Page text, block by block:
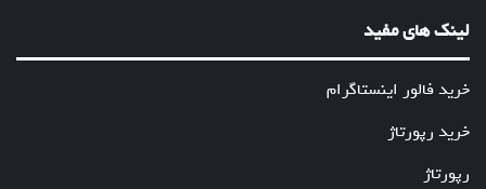
لینک های مفید
خرید فالور اینستاگرام
خرید رپورتاژ
رپورتاژ